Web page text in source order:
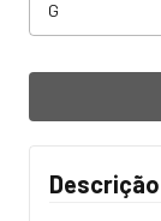
Descrição